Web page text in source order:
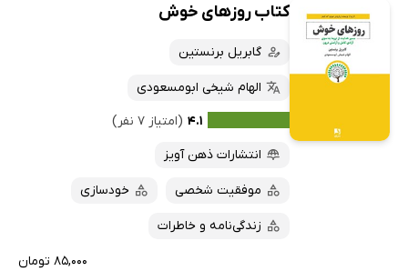
کتاب روزهای خوش
گابریل برنستین
الهام شیخی ابومسعودی
۴.۱ (امتیاز ۷ نفر)
انتشارات ذهن آویز
موفقیت شخصی خودسازی
زندگی‌نامه و خاطرات
۸۵,۰۰۰ تومان